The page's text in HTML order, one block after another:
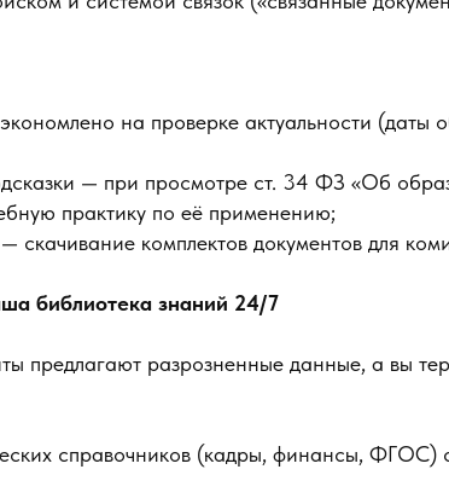
на проверке актуальности (даты
— при просмотре ст. 34 ФЗ «Об
практику по её применению;
скачивание комплектов документов для
библиотека знаний 24/7
предлагают разрозненные данные, а вы
справочников (кадры, финансы, ФГОС)